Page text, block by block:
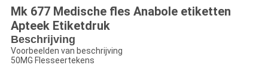
Mk 677 Medische fles Anabole etiketten
Apteek Etiketdruk
Beschrijving
Voorbeelden van beschrijving
50MG Flesseertekens